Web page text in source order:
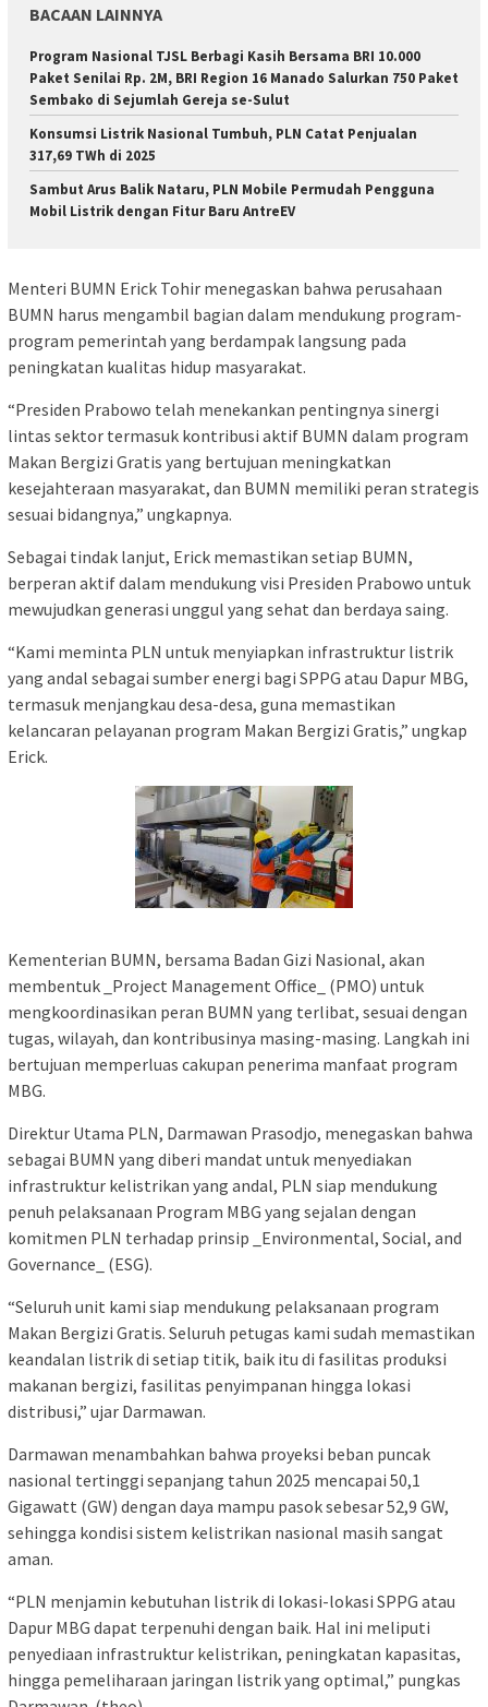
BACAAN LAINNYA
Program Nasional TJSL Berbagi Kasih Bersama BRI 10.000
Paket Senilai Rp. 2M, BRI Region 16 Manado Salurkan 750 Paket
Sembako di Sejumlah Gereja se-Sulut
Konsumsi Listrik Nasional Tumbuh, PLN Catat Penjualan
317,69 TWh di 2025
Sambut Arus Balik Nataru, PLN Mobile Permudah Pengguna
Mobil Listrik dengan Fitur Baru AntreEV
Menteri BUMN Erick Tohir menegaskan bahwa perusahaan
BUMN harus mengambil bagian dalam mendukung program-
program pemerintah yang berdampak langsung pada
peningkatan kualitas hidup masyarakat.
“Presiden Prabowo telah menekankan pentingnya sinergi
lintas sektor termasuk kontribusi aktif BUMN dalam program
Makan Bergizi Gratis yang bertujuan meningkatkan
kesejahteraan masyarakat, dan BUMN memiliki peran strategis
sesuai bidangnya,” ungkapnya.
Sebagai tindak lanjut, Erick memastikan setiap BUMN,
berperan aktif dalam mendukung visi Presiden Prabowo untuk
mewujudkan generasi unggul yang sehat dan berdaya saing.
“Kami meminta PLN untuk menyiapkan infrastruktur listrik
yang andal sebagai sumber energi bagi SPPG atau Dapur MBG,
termasuk menjangkau desa-desa, guna memastikan
kelancaran pelayanan program Makan Bergizi Gratis,” ungkap
Erick.
Kementerian BUMN, bersama Badan Gizi Nasional, akan
membentuk _Project Management Office_ (PMO) untuk
mengkoordinasikan peran BUMN yang terlibat, sesuai dengan
tugas, wilayah, dan kontribusinya masing-masing. Langkah ini
bertujuan memperluas cakupan penerima manfaat program
MBG.
Direktur Utama PLN, Darmawan Prasodjo, menegaskan bahwa
sebagai BUMN yang diberi mandat untuk menyediakan
infrastruktur kelistrikan yang andal, PLN siap mendukung
penuh pelaksanaan Program MBG yang sejalan dengan
komitmen PLN terhadap prinsip _Environmental, Social, and
Governance_ (ESG).
“Seluruh unit kami siap mendukung pelaksanaan program
Makan Bergizi Gratis. Seluruh petugas kami sudah memastikan
keandalan listrik di setiap titik, baik itu di fasilitas produksi
makanan bergizi, fasilitas penyimpanan hingga lokasi
distribusi,” ujar Darmawan.
Darmawan menambahkan bahwa proyeksi beban puncak
nasional tertinggi sepanjang tahun 2025 mencapai 50,1
Gigawatt (GW) dengan daya mampu pasok sebesar 52,9 GW,
sehingga kondisi sistem kelistrikan nasional masih sangat
aman.
“PLN menjamin kebutuhan listrik di lokasi-lokasi SPPG atau
Dapur MBG dapat terpenuhi dengan baik. Hal ini meliputi
penyediaan infrastruktur kelistrikan, peningkatan kapasitas,
hingga pemeliharaan jaringan listrik yang optimal,” pungkas